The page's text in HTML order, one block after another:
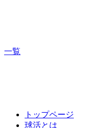
一覧
トップページ
球活とは